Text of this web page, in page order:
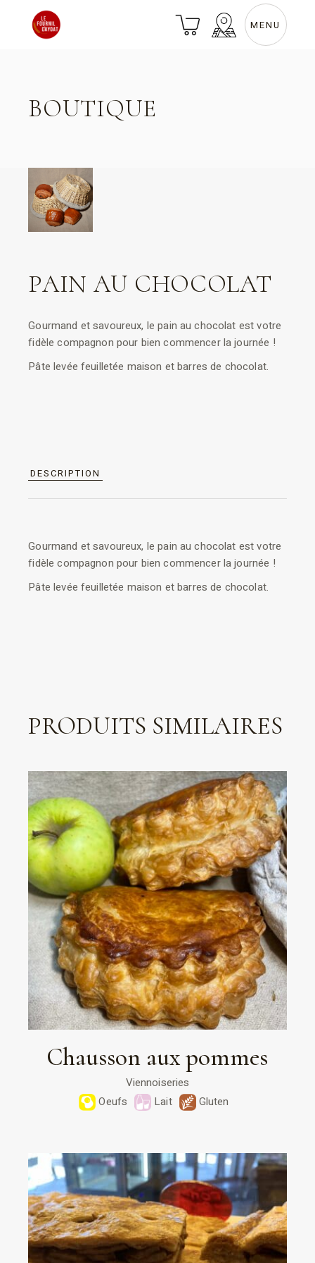
content
MENU
BOUTIQUE
PAIN AU CHOCOLAT
Gourmand et savoureux, le pain au chocolat est votre
fidèle compagnon pour bien commencer la journée !
Pâte levée feuilletée maison et barres de chocolat.
DESCRIPTION
Gourmand et savoureux, le pain au chocolat est votre
fidèle compagnon pour bien commencer la journée !
Pâte levée feuilletée maison et barres de chocolat.
PRODUITS SIMILAIRES
Chausson aux pommes
Viennoiseries
Oeufs
Lait Gluten